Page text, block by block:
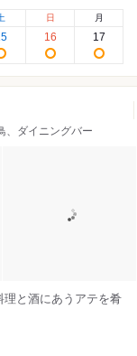
日
16
月
17
、ダイニングバー
理と酒にあうアテを肴